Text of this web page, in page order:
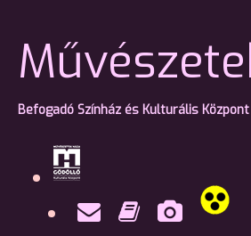
Befogadó Színház és Kulturális Központ